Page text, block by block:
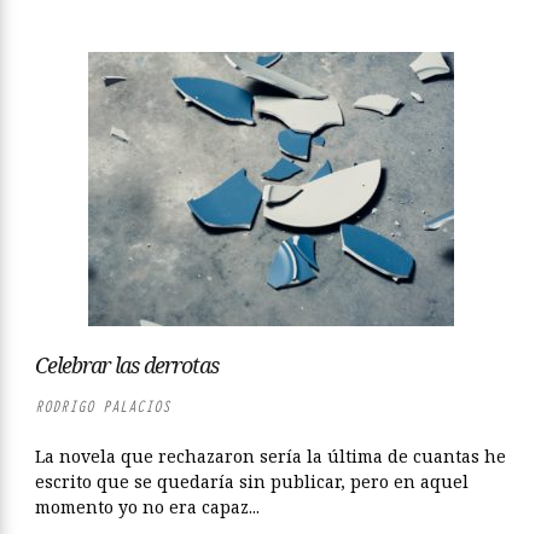
Celebrar las derrotas
RODRIGO PALACIOS
La novela que rechazaron sería la última de cuantas he
escrito que se quedaría sin publicar, pero en aquel
momento yo no era capaz...